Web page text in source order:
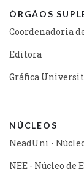
ÓRGÃOS
Coordenadoria
Editora
Gráfica
NÚCLEOS
NeadUni -
NEE - Núcleo de